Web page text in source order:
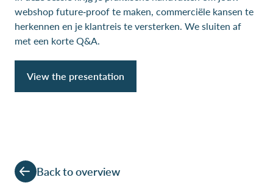
webshop future‑proof te maken, commerciële kansen te
herkennen en je klantreis te versterken. We sluiten af
met een korte Q&A.
View the presentation
Back to overview